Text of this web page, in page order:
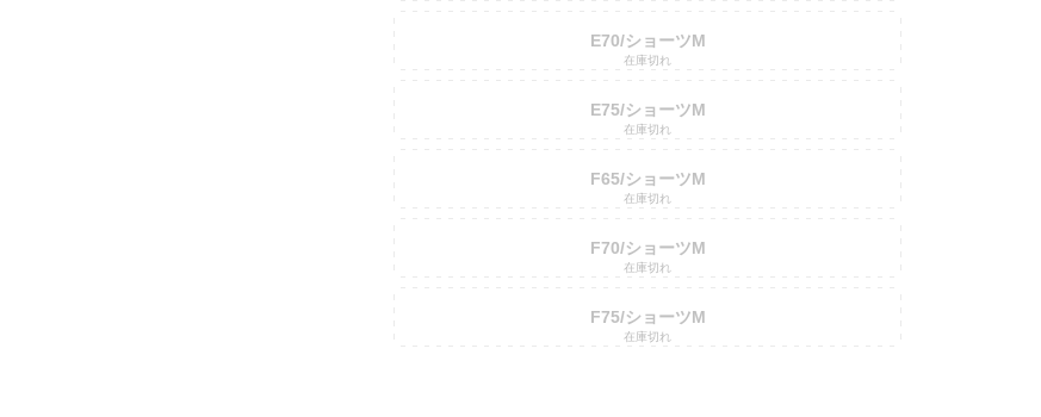
E70/ショーツM
在庫切れ
E75/ショーツM
在庫切れ
F65/ショーツM
在庫切れ
F70/ショーツM
在庫切れ
F75/ショーツM
在庫切れ